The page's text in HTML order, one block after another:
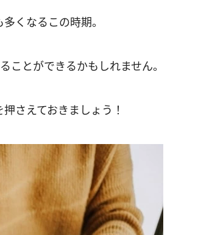
くなるこの時期。
ことができるかもしれません。
さえておきましょう！